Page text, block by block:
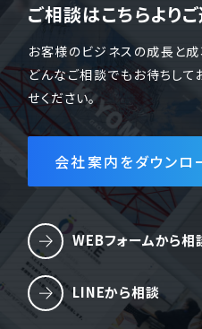
ご相談はこちらより
お客様のビジネスの成長と成
どんなご相談でもお待ちして
せください。
会社案内をダウンロ
WEBフォームから相
LINEから相談